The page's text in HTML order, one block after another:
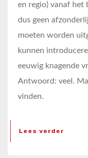
en regio) vanaf het
dus geen
moeten worden
kunnen
eeuwig knagende
Antwoord: veel.
vinden.
Lees verder